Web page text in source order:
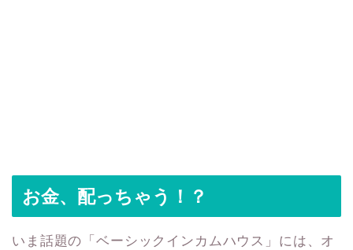
お金、配っちゃう！？
いま話題の「ベーシックインカムハウス」には、オ